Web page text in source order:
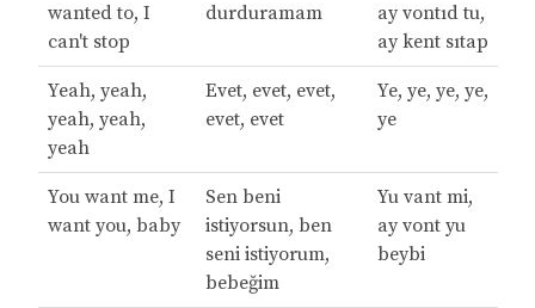
wanted to, I
can't stop
durduramam
ay vontıd tu,
ay kent sıtap
Yeah, yeah,
yeah, yeah,
yeah
Evet, evet, evet,
evet, evet
Ye, ye, ye, ye,
ye
You want me, I
want you, baby
Sen beni
istiyorsun, ben
seni istiyorum,
bebeğim
Yu vant mi,
ay vont yu
beybi